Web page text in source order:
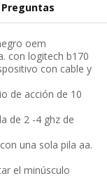
Preguntas
oem
con logitech b170
con cable y
de acción de 10
de 2 -4 ghz de
una sola pila aa.
el minúsculo